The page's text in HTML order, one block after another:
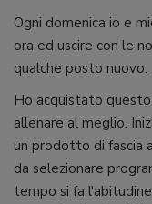
Ogni domenica io e
ora ed uscire con le
qualche posto nuovo.
Ho acquistato
allenare al meglio.
un prodotto di fascia
da selezionare
tempo si fa